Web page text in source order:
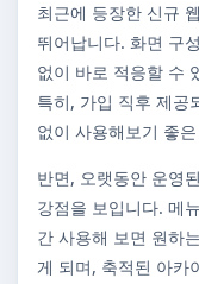
최근에 등장한 신규
뛰어납니다. 화면 구
없이 바로 적응할 수
특히, 가입 직후 제공
없이 사용해보기 좋
반면, 오랫동안 운영
강점을 보입니다. 메
간 사용해 보면 원하
게 되며, 축적된 아카